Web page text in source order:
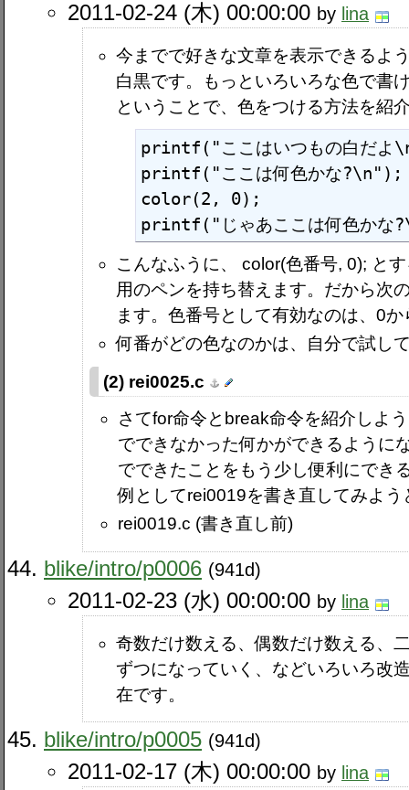
2011-02-24 (木) 00:00:00 by lina
今までで好きな文章を表示できるよ
白黒です。もっといろいろな色で書
ということで、色をつける方法を紹
printf("ここはいつもの白だ
printf("ここは何色かな?\n");
color(2, 0);
printf("じゃあここは何色か
こんなふうに、 color(色番号, 0); と
用のペンを持ち替えます。だから次
ます。色番号として有効なのは、0
何番がどの色なのかは、自分で試し
(2) rei0025.c
さてfor命令とbreak命令を紹介しよ
でできなかった何かができるように
でできたことをもう少し便利にでき
例としてrei0019を書き直してみよう
rei0019.c (書き直し前)
blike​/intro​/p0006 (941d)
2011-02-23 (水) 00:00:00 by lina
奇数だけ数える、偶数だけ数える、
ずつになっていく、などいろいろ改
在です。
blike​/intro​/p0005 (941d)
2011-02-17 (木) 00:00:00 by lina